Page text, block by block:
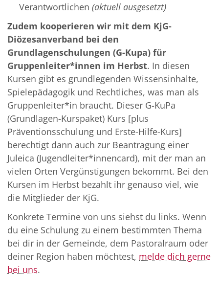
Verantwortlichen (aktuell ausgesetzt)
Zudem kooperieren wir mit dem KjG-
Diözesanverband bei den
Grundlagenschulungen (G-Kupa) für
Gruppenleiter*innen im Herbst. In diesen
Kursen gibt es grundlegenden Wissensinhalte,
Spielepädagogik und Rechtliches, was man als
Gruppenleiter*in braucht. Dieser G-KuPa
(Grundlagen-Kurspaket) Kurs [plus
Präventionsschulung und Erste-Hilfe-Kurs]
berechtigt dann auch zur Beantragung einer
Juleica (Jugendleiter*innencard), mit der man an
vielen Orten Vergünstigungen bekommt. Bei den
Kursen im Herbst bezahlt ihr genauso viel, wie
die Mitglieder der KjG.
Konkrete Termine von uns siehst du links. Wenn
du eine Schulung zu einem bestimmten Thema
bei dir in der Gemeinde, dem Pastoralraum oder
deiner Region haben möchtest, melde dich gerne
bei uns.